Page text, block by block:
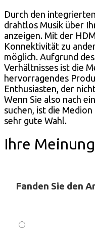
Durch den
drahtlos Musik über
anzeigen. Mit der
Konnektivität zu
möglich. Aufgrund
Verhältnisses ist die
hervorragendes
Enthusiasten, der
Wenn Sie also nach
suchen, ist die
sehr gute Wahl.
Ihre
Fanden Sie den